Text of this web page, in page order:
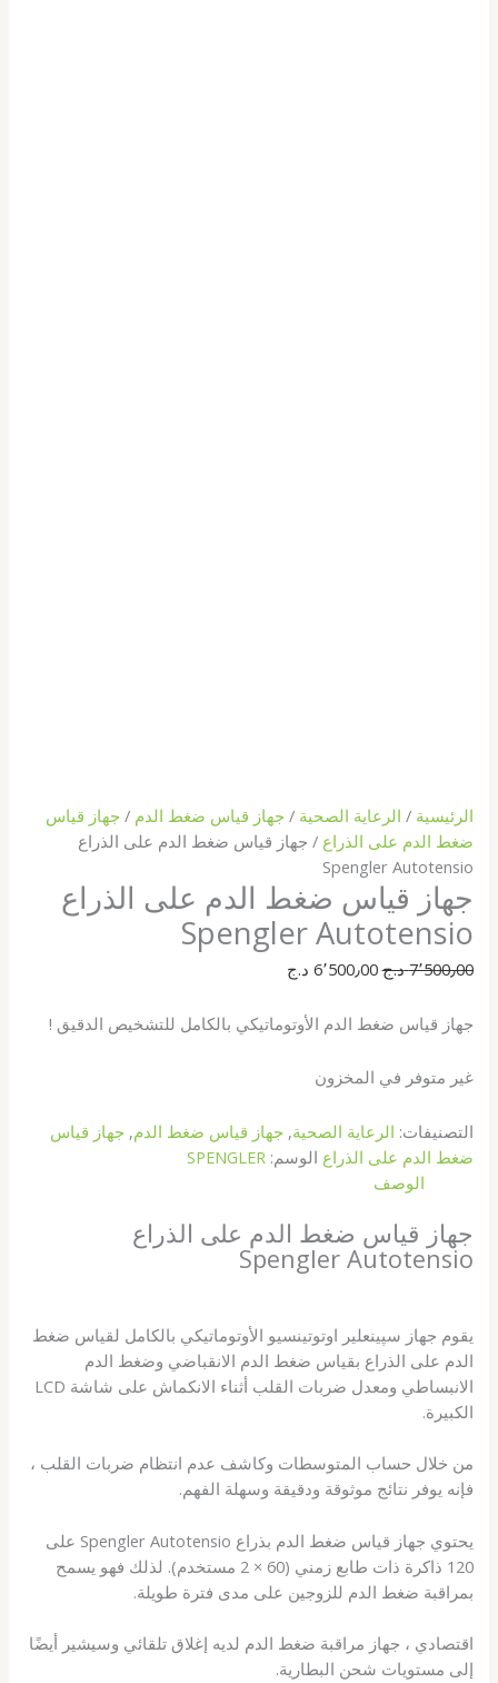
الرئيسية / الرعاية الصحية / جهاز قياس ضغط الدم / جهاز قياس
ضغط الدم على الذراع / جهاز قياس ضغط الدم على الذراع
Spengler Autotensio
جهاز قياس ضغط الدم على الذراع
Spengler Autotensio
7٬500٫00 د.ج 6٬500٫00 د.ج
جهاز قياس ضغط الدم الأوتوماتيكي بالكامل للتشخيص الدقيق !
غير متوفر في المخزون
التصنيفات: الرعاية الصحية, جهاز قياس ضغط الدم, جهاز قياس
ضغط الدم على الذراع الوسم: SPENGLER
الوصف
جهاز قياس ضغط الدم على الذراع
Spengler Autotensio
يقوم جهاز سپينعلير اوتوتينسيو الأوتوماتيكي بالكامل لقياس ضغط
الدم على الذراع بقياس ضغط الدم الانقباضي وضغط الدم
الانبساطي ومعدل ضربات القلب أثناء الانكماش على شاشة LCD
الكبيرة.
من خلال حساب المتوسطات وكاشف عدم انتظام ضربات القلب ،
فإنه يوفر نتائج موثوقة ودقيقة وسهلة الفهم.
يحتوي جهاز قياس ضغط الدم بذراع Spengler Autotensio على
120 ذاكرة ذات طابع زمني (60 × 2 مستخدم). لذلك فهو يسمح
بمراقبة ضغط الدم للزوجين على مدى فترة طويلة.
اقتصادي ، جهاز مراقبة ضغط الدم لديه إغلاق تلقائي وسيشير أيضًا
إلى مستويات شحن البطارية.